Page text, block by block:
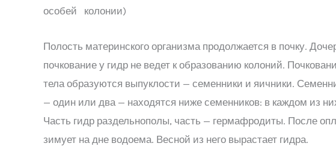
особей колонии)
Полость материнского организма продолжается в почку.
почкование у гидр не ведет к образованию колоний.
тела образуются выпуклости — семенники и яичники.
— один или два — находятся ниже семенников: в каждом из
Часть гидр раздельнополы, часть — гермафродиты. После
зимует на дне водоема. Весной из него вырастает гидра.